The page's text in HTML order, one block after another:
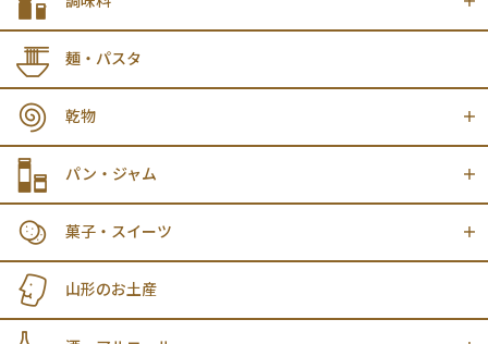
麺・パスタ
乾物
パン・ジャム
菓子・スイーツ
山形のお土産